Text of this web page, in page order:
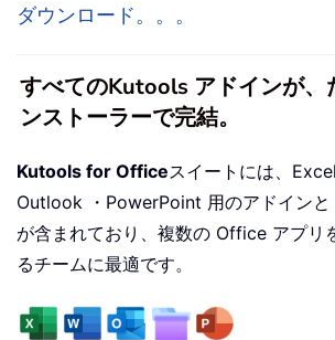
ダウンロード。。。
すべてのKutools アドインが、
ンストーラーで完結。
Kutools for Officeスイートには、
Outlook ・PowerPoint 用のアドイン
が含まれており、複数の Office アプリ
るチームに最適です。